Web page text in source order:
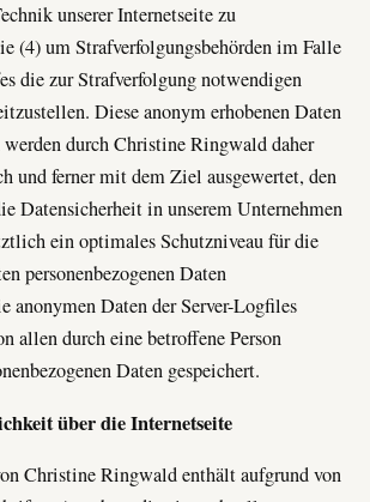
unserer Internetseite zu
(4) um Strafverfolgungsbehörden im Falle
die zur Strafverfolgung notwendigen
Diese anonym erhobenen Daten
durch Christine Ringwald daher
und ferner mit dem Ziel ausgewertet, den
Datensicherheit in unserem Unternehmen
ein optimales Schutzniveau für die
personenbezogenen Daten
anonymen Daten der Server-Logfiles
allen durch eine betroffene Person
Daten gespeichert.
über die Internetseite
Christine Ringwald enthält aufgrund von